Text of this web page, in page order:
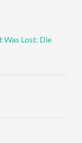
Was Lost: Die